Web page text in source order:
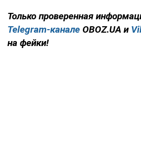
Только проверенная
Telegram-канале OBOZ.UA и
на фейки!